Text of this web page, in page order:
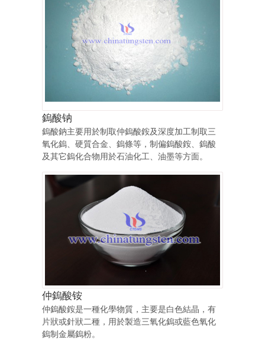
鎢酸钠
鎢酸鈉主要用於制取仲鎢酸銨及深度加工制取三
氧化鎢、硬質合金、鎢條等，制偏鎢酸銨、鎢酸
及其它鎢化合物用於石油化工、油墨等方面。
仲鎢酸铵
仲鎢酸銨是一種化學物質，主要是白色結晶，有
片狀或針狀二種，用於製造三氧化鎢或藍色氧化
鎢制金屬鎢粉。